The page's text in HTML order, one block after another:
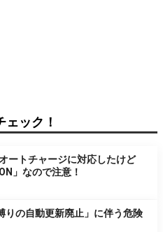
ック！
ートチャージに対応したけど
」なので注意！
りの自動更新廃止」に伴う危険